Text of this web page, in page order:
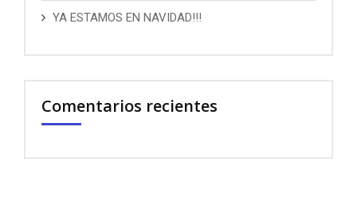
YA ESTAMOS EN NAVIDAD!!!
Comentarios recientes